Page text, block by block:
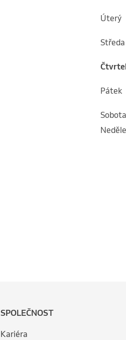
úterý
středa
pátek
sobota
neděle
SPOLEČNOST
Kariéra